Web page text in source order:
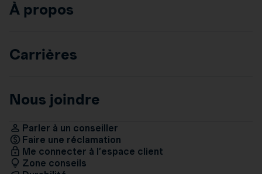
À propos
Carrières
Nous joindre
Parler à un conseiller
Faire une réclamation
Me connecter à l’espace client
Zone conseils